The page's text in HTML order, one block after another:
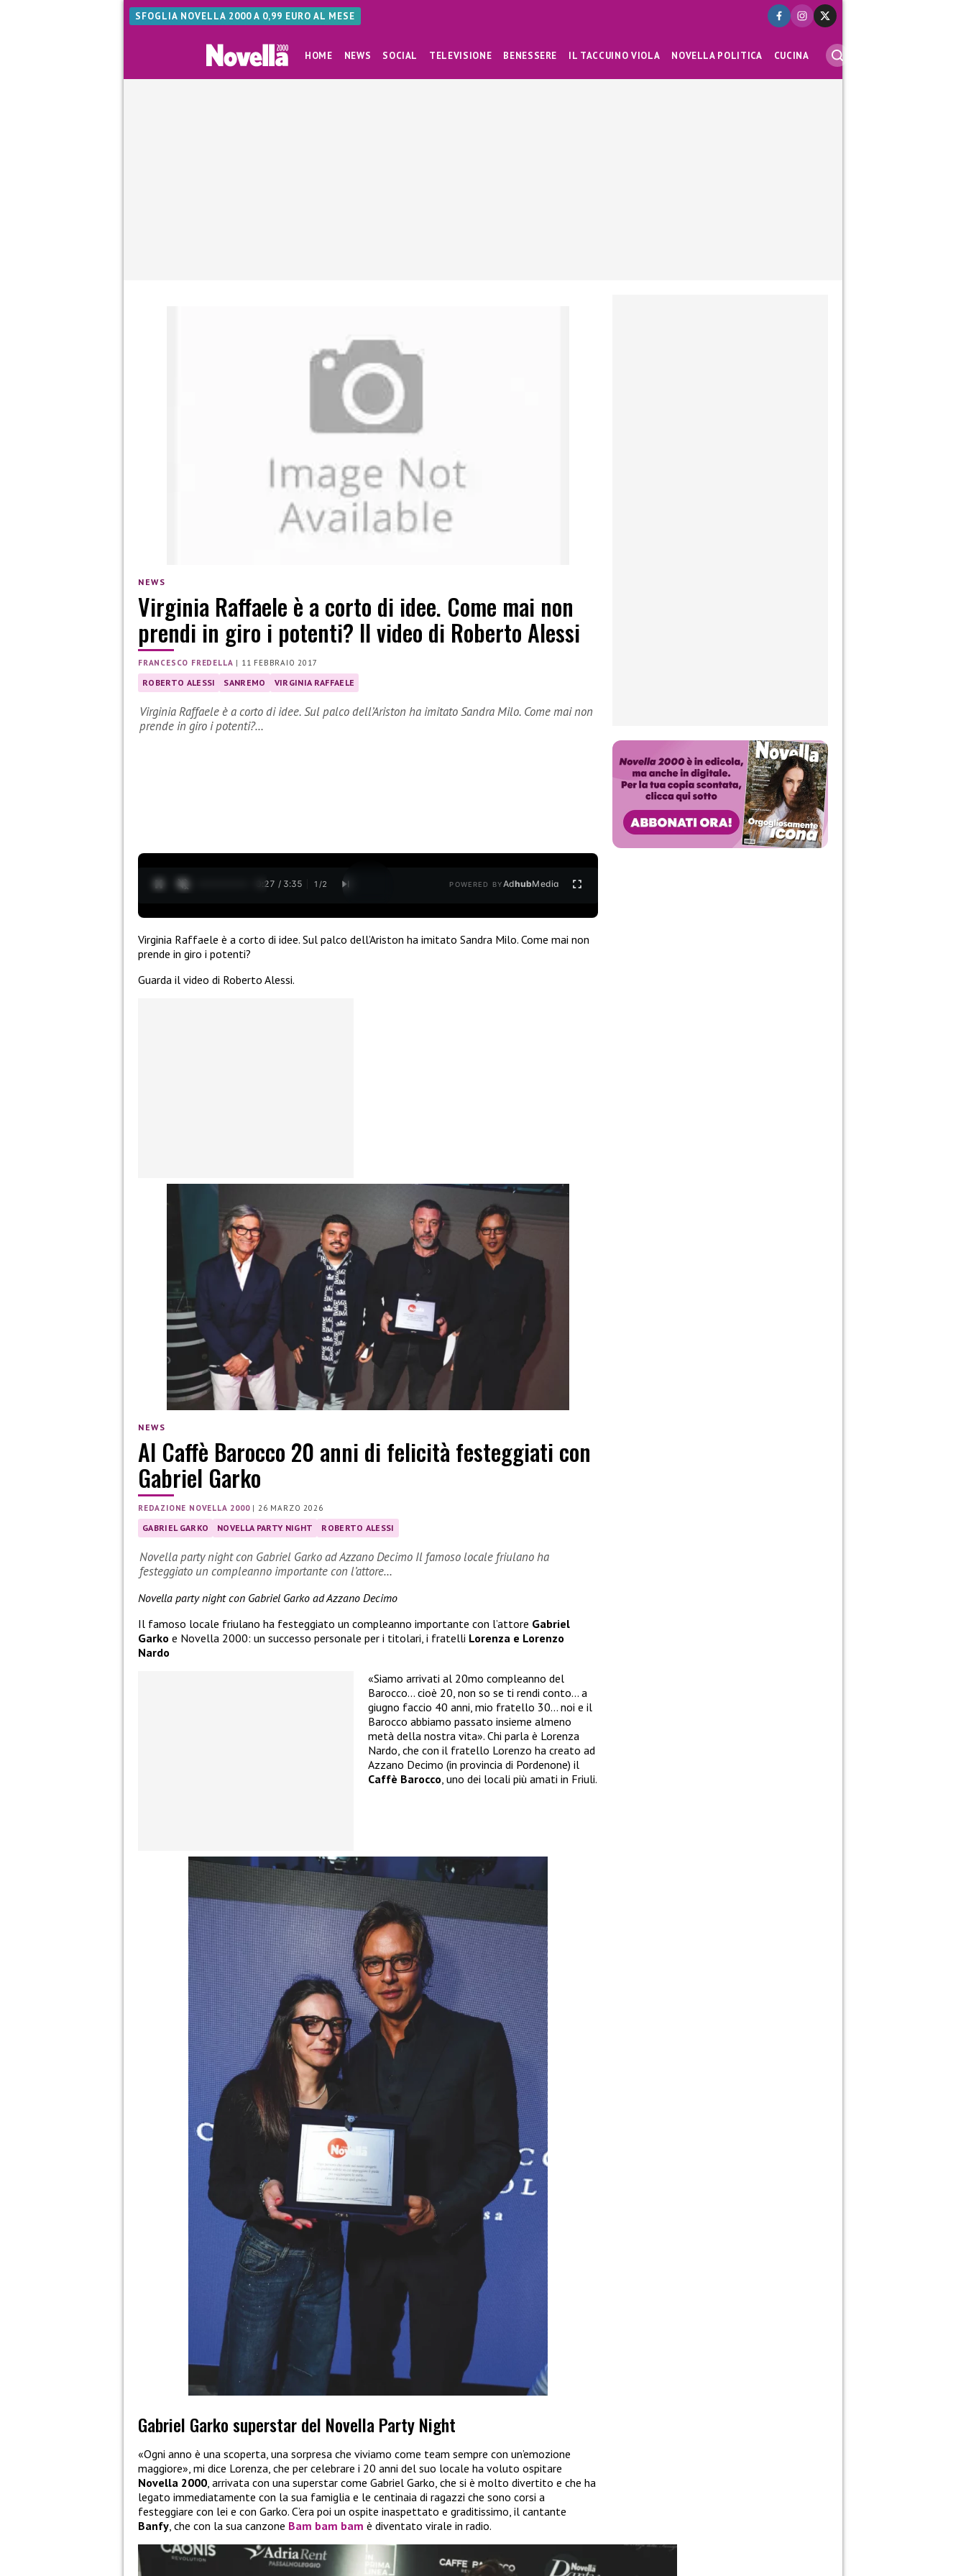
SFOGLIA NOVELLA 2000 A 0,99 EURO AL MESE
HOME NEWS SOCIAL TELEVISIONE BENESSERE IL TACCUINO VIOLA NOVELLA POLITICA CUCINA
NEWS
Virginia Raffaele è a corto di idee. Come mai non
prendi in giro i potenti? Il video di Roberto Alessi
FRANCESCO FREDELLA | 11 FEBBRAIO 2017
ROBERTO ALESSI SANREMO VIRGINIA RAFFAELE
Virginia Raffaele è a corto di idee. Sul palco dell’Ariston ha imitato Sandra Milo. Come mai non
prende in giro i potenti?…
0:28 / 3:35 1 /2 POWERED BYAdhubMedia
Virginia Raffaele è a corto di idee. Sul palco dell’Ariston ha imitato Sandra Milo. Come mai non
prende in giro i potenti?
Guarda il video di Roberto Alessi.
NEWS
Al Caffè Barocco 20 anni di felicità festeggiati con
Gabriel Garko
REDAZIONE NOVELLA 2000|26 MARZO 2026
GABRIEL GARKO NOVELLA PARTY NIGHT ROBERTO ALESSI
Novella party night con Gabriel Garko ad Azzano Decimo Il famoso locale friulano ha
festeggiato un compleanno importante con l’attore…
Novella party night con Gabriel Garko ad Azzano Decimo
Il famoso locale friulano ha festeggiato un compleanno importante con l’attore Gabriel
Garko e Novella 2000: un successo personale per i titolari, i fratelli Lorenza e Lorenzo
Nardo
«Siamo arrivati al 20mo compleanno del
Barocco… cioè 20, non so se ti rendi conto… a
giugno faccio 40 anni, mio fratello 30… noi e il
Barocco abbiamo passato insieme almeno
metà della nostra vita». Chi parla è Lorenza
Nardo, che con il fratello Lorenzo ha creato ad
Azzano Decimo (in provincia di Pordenone) il
Caffè Barocco , uno dei locali più amati in Friuli.
Gabriel Garko superstar del Novella Party Night
«Ogni anno è una scoperta, una sorpresa che viviamo come team sempre con un’emozione
maggiore», mi dice Lorenza, che per celebrare i 20 anni del suo locale ha voluto ospitare
Novella 2000, arrivata con una superstar come Gabriel Garko, che si è molto divertito e che ha
legato immediatamente con la sua famiglia e le centinaia di ragazzi che sono corsi a
festeggiare con lei e con Garko. C’era poi un ospite inaspettato e graditissimo, il cantante
Banfy, che con la sua canzone Bam bam bam è diventato virale in radio.